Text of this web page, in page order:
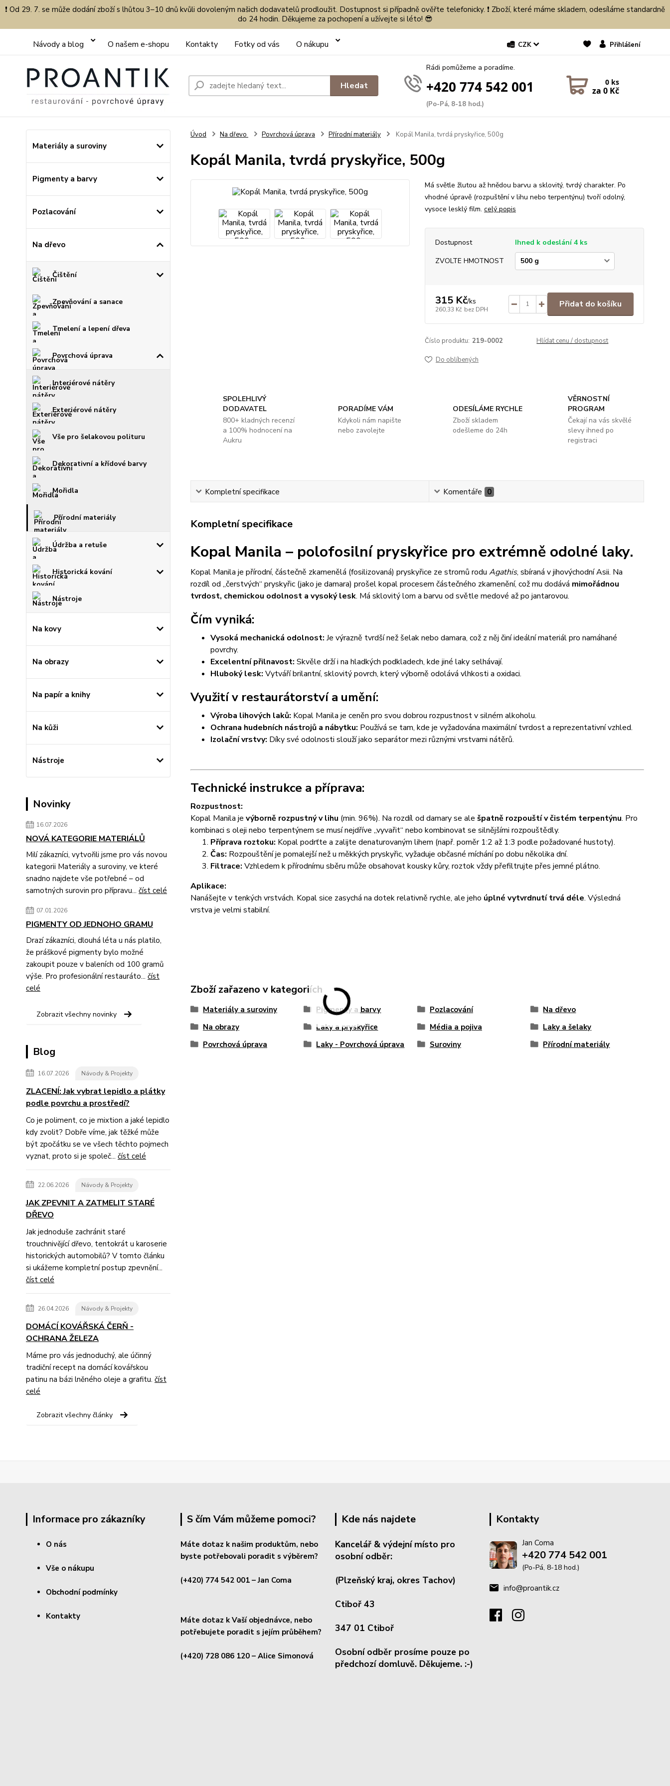
❗ Od 29. 7. se může dodání zboží s lhůtou 3–10 dnů kvůli dovoleným našich dodavatelů prodloužit. Dostupnost si případně ověřte telefonicky. ❗ Zboží, které máme skladem, odesíláme standardně
do 24 hodin. Děkujeme za pochopení a užívejte si léto! 😎
Návody a blog O našem e-shopu Kontakty Fotky od vás O nákupu CZK Přihlášení
Hledat
Rádi pomůžeme a poradíme.
+420 774 542 001
(Po-Pá, 8-18 hod.)
0 ks
za 0 Kč
Materiály a suroviny
Pigmenty a barvy
Pozlacování
Na dřevo
Čištění
Zpevňování a sanace
Tmelení a lepení dřeva
Povrchová úprava
Interiérové nátěry
Exteriérové nátěry
Vše pro šelakovou polituru
Dekorativní a křídové barvy
Mořidla
Přírodní materiály
Údržba a retuše
Historická kování
Nástroje
Na kovy
Na obrazy
Na papír a knihy
Na kůži
Nástroje
Novinky
16.07.2026
NOVÁ KATEGORIE MATERIÁLŮ
Milí zákazníci, vytvořili jsme pro vás novou
kategorii Materiály a suroviny, ve které
snadno najdete vše potřebné – od
samotných surovin pro přípravu... číst celé
07.01.2026
PIGMENTY OD JEDNOHO GRAMU
Drazí zákazníci, dlouhá léta u nás platilo,
že práškové pigmenty bylo možné
zakoupit pouze v baleních od 100 gramů
výše. Pro profesionální restauráto... číst
celé
Zobrazit všechny novinky
Blog
16.07.2026 Návody & Projekty
ZLACENÍ: Jak vybrat lepidlo a plátky
podle povrchu a prostředí?
Co je poliment, co je mixtion a jaké lepidlo
kdy zvolit? Dobře víme, jak těžké může
být zpočátku se ve všech těchto pojmech
vyznat, proto si je společ... číst celé
22.06.2026 Návody & Projekty
JAK ZPEVNIT A ZATMELIT STARÉ
DŘEVO
Jak jednoduše zachránit staré
trouchnivějící dřevo, tentokrát u karoserie
historických automobilů? V tomto článku
si ukážeme kompletní postup zpevnění...
číst celé
26.04.2026 Návody & Projekty
DOMÁCÍ KOVÁŘSKÁ ČERŇ -
OCHRANA ŽELEZA
Máme pro vás jednoduchý, ale účinný
tradiční recept na domácí kovářskou
patinu na bázi lněného oleje a grafitu. číst
celé
Zobrazit všechny články
Úvod Na dřevo Povrchová úprava Přírodní materiály Kopál Manila, tvrdá pryskyřice, 500g
Kopál Manila, tvrdá pryskyřice, 500g
Má světle žlutou až hnědou barvu a sklovitý, tvrdý charakter. Po
vhodné úpravě (rozpuštění v lihu nebo terpentýnu) tvoří odolný,
vysoce lesklý film. celý popis
Dostupnost
Ihned k odeslání 4 ks
ZVOLTE HMOTNOST
315 Kč/ks
260,33 Kč bez DPH
Přidat do košíku
Číslo produktu: 219-0002 Hlídat cenu / dostupnost
Do oblíbených
SPOLEHLIVÝ
DODAVATEL
800+ kladných recenzí
a 100% hodnocení na
Aukru
PORADÍME VÁM
Kdykoli nám napište
nebo zavolejte
ODESÍLÁME RYCHLE
Zboží skladem
odešleme do 24h
VĚRNOSTNÍ
PROGRAM
Čekají na vás skvělé
slevy ihned po
registraci
Kompletní specifikace Komentáře 0
Kompletní specifikace
Kopal Manila – polofosilní pryskyřice pro extrémně odolné laky.
Kopal Manila je přírodní, částečně zkamenělá (fosilizovaná) pryskyřice ze stromů rodu Agathis, sbíraná v jihovýchodní Asii. Na
rozdíl od „čerstvých“ pryskyřic (jako je damara) prošel kopal procesem částečného zkamenění, což mu dodává mimořádnou
tvrdost, chemickou odolnost a vysoký lesk. Má sklovitý lom a barvu od světle medové až po jantarovou.
Čím vyniká:
Vysoká mechanická odolnost: Je výrazně tvrdší než šelak nebo damara, což z něj činí ideální materiál pro namáhané
povrchy.
Excelentní přilnavost: Skvěle drží i na hladkých podkladech, kde jiné laky selhávají.
Hluboký lesk: Vytváří brilantní, sklovitý povrch, který výborně odolává vlhkosti a oxidaci.
Využití v restaurátorství a umění:
Výroba lihových laků: Kopal Manila je ceněn pro svou dobrou rozpustnost v silném alkoholu.
Ochrana hudebních nástrojů a nábytku: Používá se tam, kde je vyžadována maximální tvrdost a reprezentativní vzhled.
Izolační vrstvy: Díky své odolnosti slouží jako separátor mezi různými vrstvami nátěrů.
Technické instrukce a příprava:
Rozpustnost:
Kopal Manila je výborně rozpustný v lihu (min. 96%). Na rozdíl od damary se ale špatně rozpouští v čistém terpentýnu. Pro
kombinaci s oleji nebo terpentýnem se musí nejdříve „vyvařit“ nebo kombinovat se silnějšími rozpouštědly.
Příprava roztoku: Kopal podrťte a zalijte denaturovaným lihem (např. poměr 1:2 až 1:3 podle požadované hustoty).
Čas: Rozpouštění je pomalejší než u měkkých pryskyřic, vyžaduje občasné míchání po dobu několika dní.
Filtrace: Vzhledem k přírodnímu sběru může obsahovat kousky kůry, roztok vždy přefiltrujte přes jemné plátno.
Aplikace:
Nanášejte v tenkých vrstvách. Kopal sice zasychá na dotek relativně rychle, ale jeho úplné vytvrdnutí trvá déle. Výsledná
vrstva je velmi stabilní.
Zboží zařazeno v kategoriích
Materiály a suroviny Pigmenty a barvy Pozlacování
Na dřevo
Na obrazy
Laky a pryskyřice Média a pojiva
Laky a šelaky
Povrchová úprava
Laky - Povrchová úprava Suroviny Přírodní materiály
Informace pro zákazníky
O nás
Vše o nákupu
Obchodní podmínky
Kontakty
S čím Vám můžeme pomoci?
Máte dotaz k našim produktům, nebo
byste potřebovali poradit s výběrem?
(+420) 774 542 001 – Jan Coma
Máte dotaz k Vaší objednávce, nebo
potřebujete poradit s jejím průběhem?
(+420) 728 086 120 – Alice Simonová
Kde nás najdete
Kancelář & výdejní místo pro
osobní odběr:
(Plzeňský kraj, okres Tachov)
Ctiboř 43
347 01 Ctiboř
Osobní odběr prosíme pouze po
předchozí domluvě. Děkujeme. :-)
Kontakty
Jan Coma
+420 774 542 001
(Po-Pá, 8-18 hod.)
info@proantik.cz